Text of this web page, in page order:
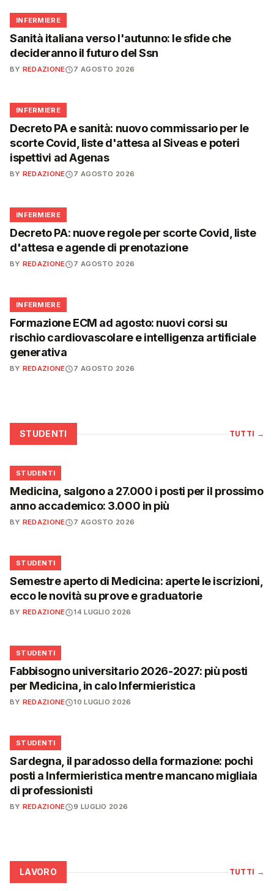
🩺
INFERMIERE
Sanità italiana verso l'autunno: le sfide che
decideranno il futuro del Ssn
BY REDAZIONE 7 AGOSTO 2026
🩺
INFERMIERE
Decreto PA e sanità: nuovo commissario per le
scorte Covid, liste d'attesa al Siveas e poteri
ispettivi ad Agenas
BY REDAZIONE 7 AGOSTO 2026
🩺
INFERMIERE
Decreto PA: nuove regole per scorte Covid, liste
d'attesa e agende di prenotazione
BY REDAZIONE 7 AGOSTO 2026
🩺
INFERMIERE
Formazione ECM ad agosto: nuovi corsi su
rischio cardiovascolare e intelligenza artificiale
generativa
BY REDAZIONE 7 AGOSTO 2026
STUDENTI TUTTI →
🎓
STUDENTI
Medicina, salgono a 27.000 i posti per il prossimo
anno accademico: 3.000 in più
BY REDAZIONE 7 AGOSTO 2026
🎓
STUDENTI
Semestre aperto di Medicina: aperte le iscrizioni,
ecco le novità su prove e graduatorie
BY REDAZIONE 14 LUGLIO 2026
🎓
STUDENTI
Fabbisogno universitario 2026-2027: più posti
per Medicina, in calo Infermieristica
BY REDAZIONE 10 LUGLIO 2026
🎓
STUDENTI
Sardegna, il paradosso della formazione: pochi
posti a Infermieristica mentre mancano migliaia
di professionisti
BY REDAZIONE 9 LUGLIO 2026
LAVORO TUTTI →